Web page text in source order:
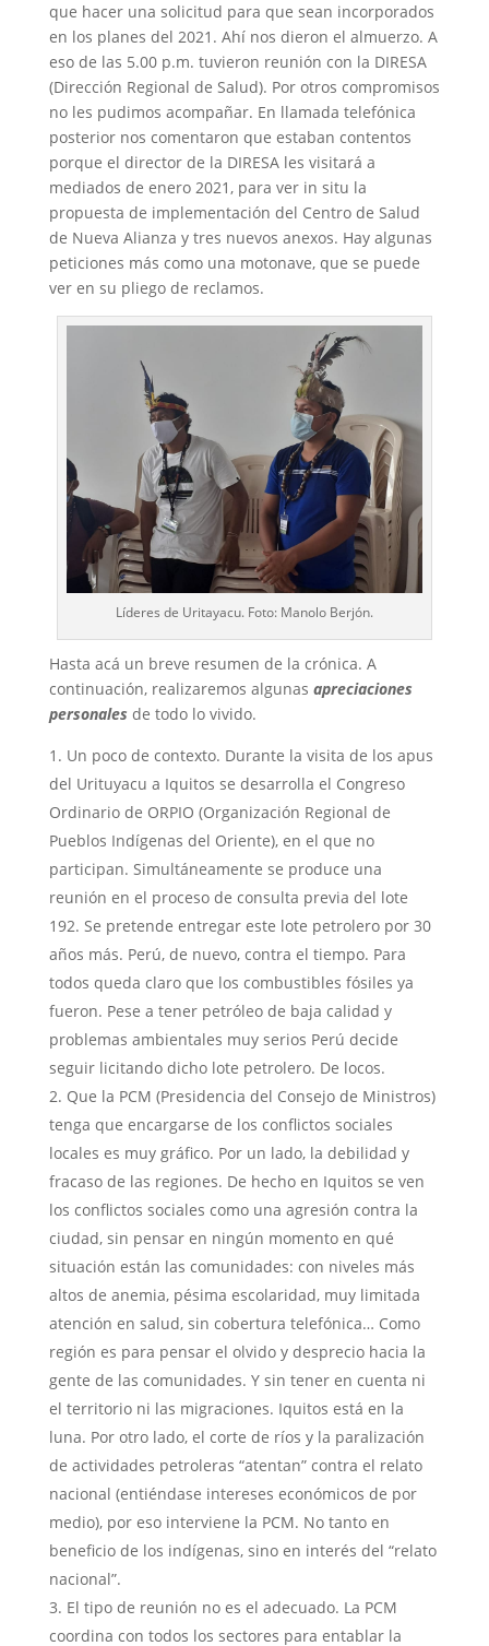
que hacer una solicitud para que sean incorporados
en los planes del 2021. Ahí nos dieron el almuerzo. A
eso de las 5.00 p.m. tuvieron reunión con la DIRESA
(Dirección Regional de Salud). Por otros compromisos
no les pudimos acompañar. En llamada telefónica
posterior nos comentaron que estaban contentos
porque el director de la DIRESA les visitará a
mediados de enero 2021, para ver in situ la
propuesta de implementación del Centro de Salud
de Nueva Alianza y tres nuevos anexos. Hay algunas
peticiones más como una motonave, que se puede
ver en su pliego de reclamos.
Líderes de Uritayacu. Foto: Manolo Berjón.
Hasta acá un breve resumen de la crónica. A
continuación, realizaremos algunas apreciaciones
personales de todo lo vivido.
Un poco de contexto. Durante la visita de los apus
del Urituyacu a Iquitos se desarrolla el Congreso
Ordinario de ORPIO (Organización Regional de
Pueblos Indígenas del Oriente), en el que no
participan. Simultáneamente se produce una
reunión en el proceso de consulta previa del lote
192. Se pretende entregar este lote petrolero por 30
años más. Perú, de nuevo, contra el tiempo. Para
todos queda claro que los combustibles fósiles ya
fueron. Pese a tener petróleo de baja calidad y
problemas ambientales muy serios Perú decide
seguir licitando dicho lote petrolero. De locos.
Que la PCM (Presidencia del Consejo de Ministros)
tenga que encargarse de los conflictos sociales
locales es muy gráfico. Por un lado, la debilidad y
fracaso de las regiones. De hecho en Iquitos se ven
los conflictos sociales como una agresión contra la
ciudad, sin pensar en ningún momento en qué
situación están las comunidades: con niveles más
altos de anemia, pésima escolaridad, muy limitada
atención en salud, sin cobertura telefónica… Como
región es para pensar el olvido y desprecio hacia la
gente de las comunidades. Y sin tener en cuenta ni
el territorio ni las migraciones. Iquitos está en la
luna. Por otro lado, el corte de ríos y la paralización
de actividades petroleras “atentan” contra el relato
nacional (entiéndase intereses económicos de por
medio), por eso interviene la PCM. No tanto en
beneficio de los indígenas, sino en interés del “relato
nacional”.
El tipo de reunión no es el adecuado. La PCM
coordina con todos los sectores para entablar la